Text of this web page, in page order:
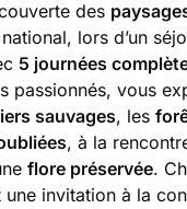
des
lors d’un
5 journées
passionnés, vous
sauvages, les
, à la
flore préservée.
une invitation à la